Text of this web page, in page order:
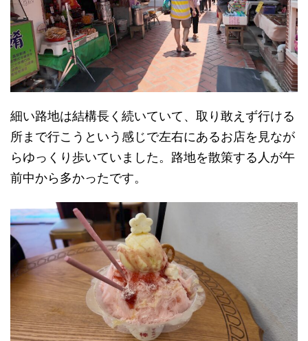
細い路地は結構長く続いていて、取り敢えず行ける
所まで行こうという感じで左右にあるお店を見なが
らゆっくり歩いていました。路地を散策する人が午
前中から多かったです。